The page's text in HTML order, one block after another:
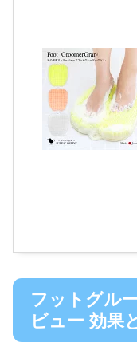
フットグル
ビュー 効果